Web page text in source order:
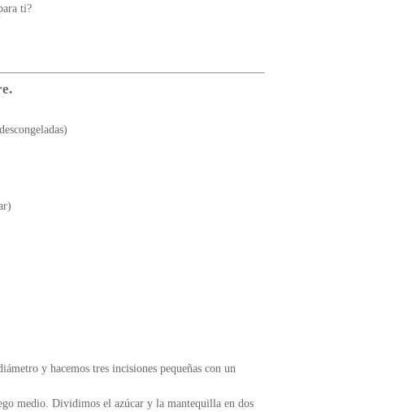
ti?
y hacemos tres incisiones pequeñas con un
medio. Dividimos el azúcar y la mantequilla en dos